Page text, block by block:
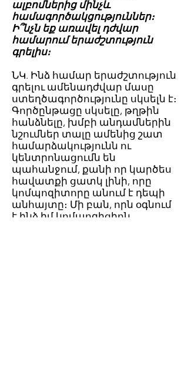
ալբոմներից մինչև
համագործակցություններ։
Ի՞նչն եք առավել դժվար
համարում երաժշտություն
գրելիս։
ՆԿ. Ինձ համար երաժշտություն
գրելու ամենադժվար մասը
ստեղծագործությունը սկսելն է։
Գործընթացը սկսելը, թղթին
հանձնելը, խմբի անդամներին
նշումներ տալը ամենից շատ
համարձակությունն ու
կենտրոնացումն են
պահանջում, քանի որ կարծես
հավատքի ցատկ լինի, որը
կոմպոզիտորը անում է դեպի
անհայտը։ Մի բան, որն օգնում
է ինձ իմ կոմպոզիցիոն